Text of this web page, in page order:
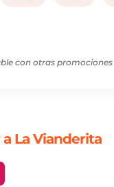
con otras promociones
La Vianderita